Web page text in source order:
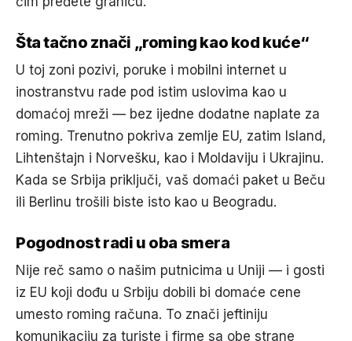
Šta tačno znači „roming kao kod kuće“
U toj zoni pozivi, poruke i mobilni internet u
inostranstvu rade pod istim uslovima kao u
domaćoj mreži — bez ijedne dodatne naplate za
roming. Trenutno pokriva zemlje EU, zatim Island,
Lihtenštajn i Norvešku, kao i Moldaviju i Ukrajinu.
Kada se Srbija priključi, vaš domaći paket u Beču
ili Berlinu trošili biste isto kao u Beogradu.
Pogodnost radi u oba smera
Nije reč samo o našim putnicima u Uniji — i gosti
iz EU koji dođu u Srbiju dobili bi domaće cene
umesto roming računa. To znači jeftiniju
komunikaciju za turiste i firme sa obe strane